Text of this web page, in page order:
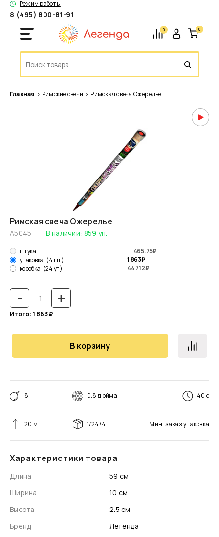
Режим работы
8 (495) 800-81-91
0 0
Главная Римские свечи Римская свеча Ожерелье
Римская свеча Ожерелье
А5045 В наличии: 859 уп.
штука 465.75₽
упаковка (4 шт) 1 863₽
коробка (24 уп) 44 712₽
- +
Итого: 1 863₽
В корзину
Характеристики товара
Длина
59 см
Ширина
10 см
Высота
2.5 см
Бренд
Легенда
8 0.8 дюйма 40 с
20 м 1/24/4 Мин. заказупаковка